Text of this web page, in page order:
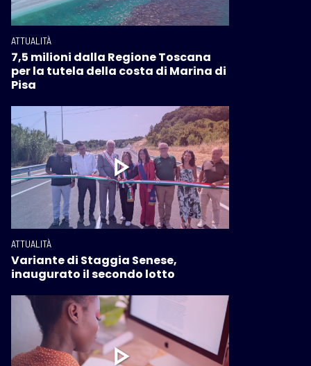
ATTUALITÀ
7,5 milioni dalla Regione Toscana
per la tutela della costa di Marina di
Pisa
ATTUALITÀ
Variante di Staggia Senese,
inaugurato il secondo lotto